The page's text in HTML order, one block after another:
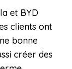
et BYD
clients ont
bonne
créer des